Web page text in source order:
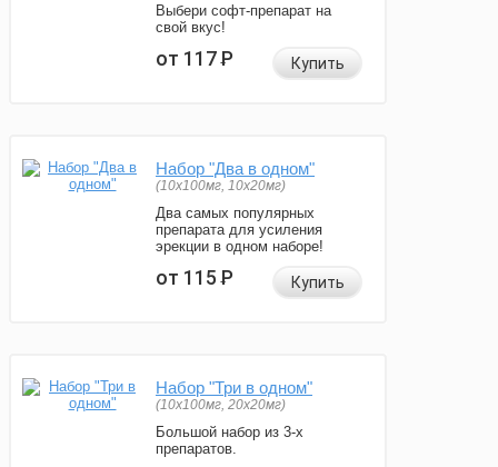
Выбери софт-препарат на
свой вкус!
от 117Р Купить
Набор "Два в одном"
(10x100мг, 10x20мг)
Два самых популярных
препарата для усиления
эрекции в одном наборе!
от 115Р Купить
Набор "Три в одном"
(10x100мг, 20x20мг)
Большой набор из 3-х
препаратов.